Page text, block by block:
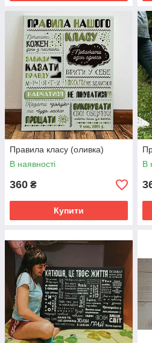
Правила класу (оливка)
В наявності
360 ₴
Купити
В